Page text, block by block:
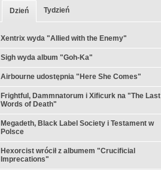
Dzień Tydzień
Xentrix wyda "Allied with the Enemy"
Sigh wyda album "Goh-Ka"
Airbourne udostępnia "Here She Comes"
Frightful, Dammnatorum i Xificurk na "The Last
Words of Death"
Megadeth, Black Label Society i Testament w
Polsce
Hexorcist wrócił z albumem "Crucificial
Imprecations"